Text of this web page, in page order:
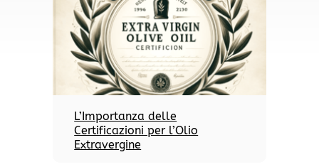
L’Importanza delle
Certificazioni per l’Olio
Extravergine